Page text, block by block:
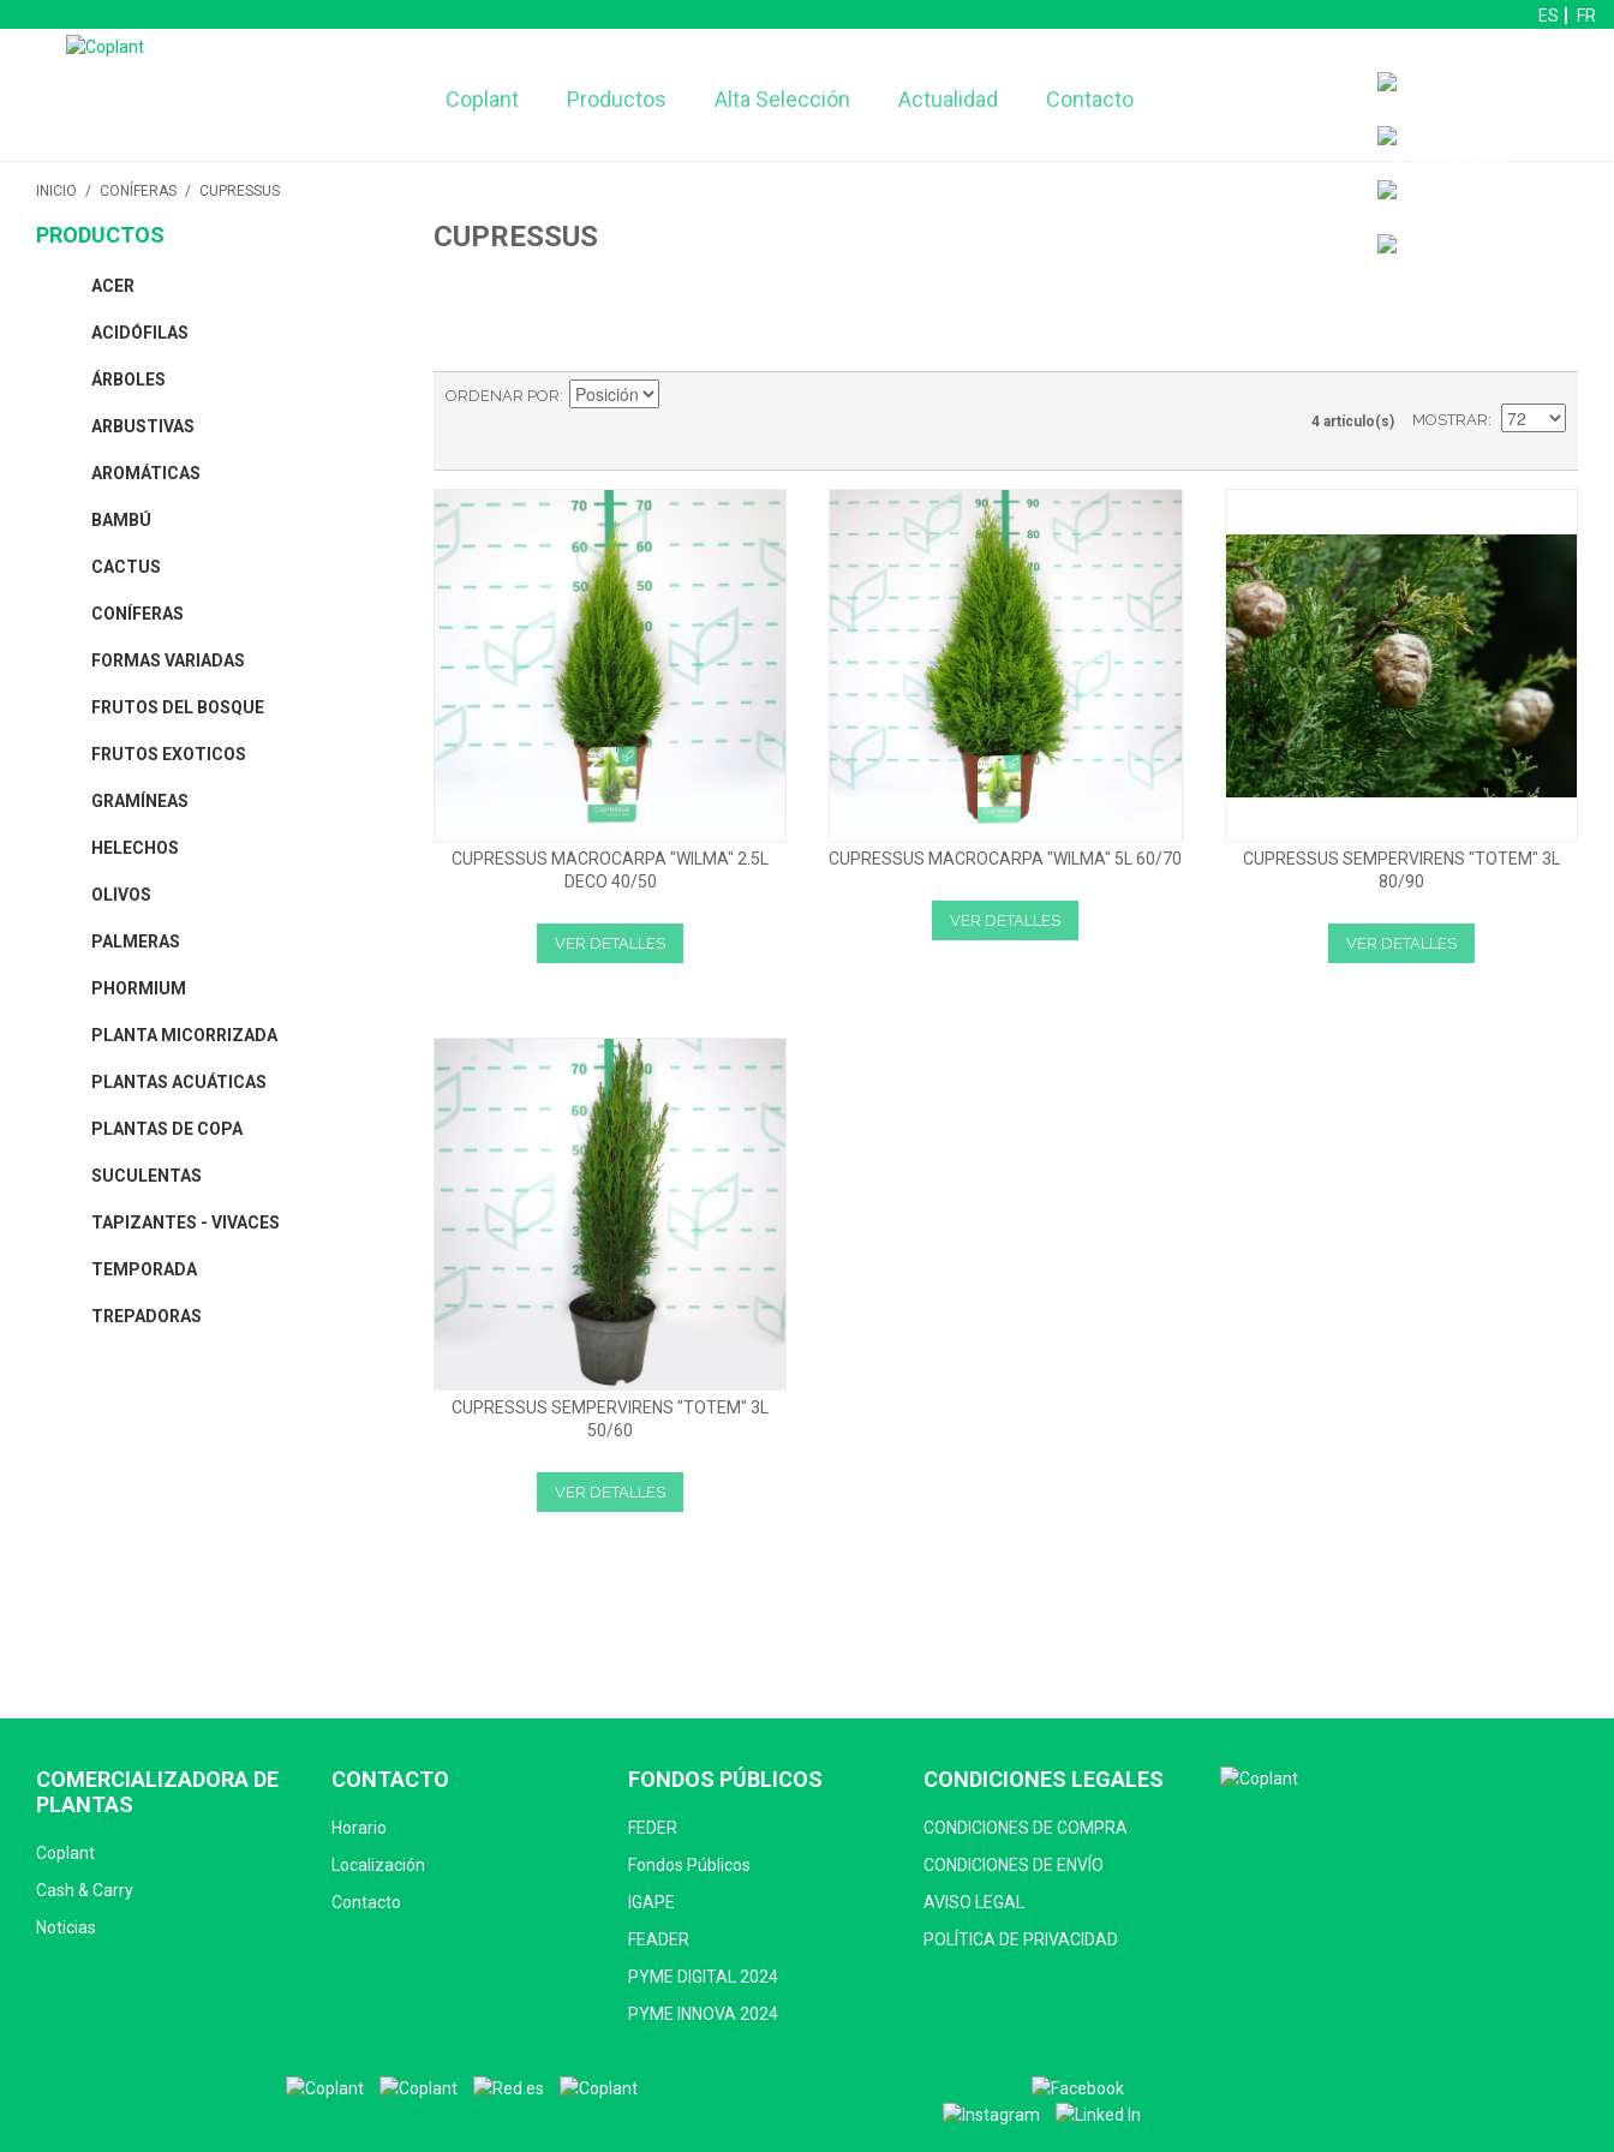
ES FR
Coplant Productos Alta Selección Actualidad Contacto
INICIO / CONÍFERAS / CUPRESSUS
CUPRESSUS
ORDENAR POR
4 artículo(s) MOSTRAR
CUPRESSUS MACROCARPA "WILMA" 2.5L
DECO 40/50
VER DETALLES
CUPRESSUS MACROCARPA "WILMA" 5L 60/70
VER DETALLES
CUPRESSUS SEMPERVIRENS "TOTEM" 3L
80/90
VER DETALLES
CUPRESSUS SEMPERVIRENS "TOTEM" 3L
50/60
VER DETALLES
PRODUCTOS
ACER
ACIDÓFILAS
ÁRBOLES
ARBUSTIVAS
AROMÁTICAS
BAMBÚ
CACTUS
CONÍFERAS
FORMAS VARIADAS
FRUTOS DEL BOSQUE
FRUTOS EXOTICOS
GRAMÍNEAS
HELECHOS
OLIVOS
PALMERAS
PHORMIUM
PLANTA MICORRIZADA
PLANTAS ACUÁTICAS
PLANTAS DE COPA
SUCULENTAS
TAPIZANTES - VIVACES
TEMPORADA
TREPADORAS
COMERCIALIZADORA DE
PLANTAS
Coplant
Cash & Carry
Noticias
CONTACTO
Horario
Localización
Contacto
FONDOS PÚBLICOS
FEDER
Fondos Públicos
IGAPE
FEADER
PYME DIGITAL 2024
PYME INNOVA 2024
CONDICIONES LEGALES
CONDICIONES DE COMPRA
CONDICIONES DE ENVÍO
AVISO LEGAL
POLÍTICA DE PRIVACIDAD